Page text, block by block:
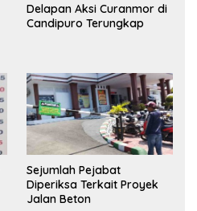
Delapan Aksi Curanmor di
Candipuro Terungkap
Sejumlah Pejabat
Diperiksa Terkait Proyek
Jalan Beton